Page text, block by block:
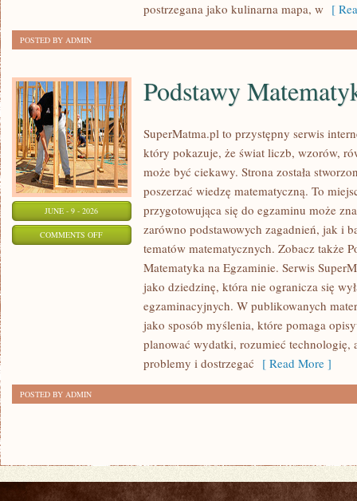
postrzegana jako kulinarna mapa, w [
POSTED BY ADMIN
JUNE - 9 - 2026
COMMENTS OFFON
PODSTAWY
MATEMATYKI
Podstawy
SuperMatma.pl to przystępny serwis
który pokazuje, że świat liczb, wzorów,
może być ciekawy. Strona została
poszerzać wiedzę matematyczną. To
przygotowująca się do egzaminu może
zarówno podstawowych zagadnień, jak i
tematów matematycznych. Zobacz także
Matematyka na Egzaminie. Serwis
jako dziedzinę, która nie ogranicza się
egzaminacyjnych. W publikowanych
jako sposób myślenia, które pomaga
planować wydatki, rozumieć technologię,
problemy i dostrzegać [ Read More ]
POSTED BY ADMIN